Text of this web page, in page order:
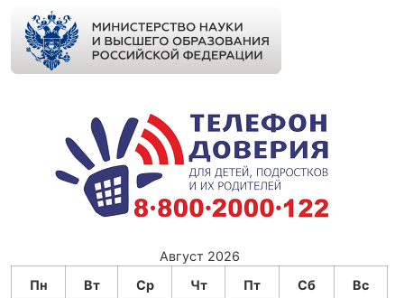
Август 2026
Пн
Вт Ср Чт Пт Сб Вс